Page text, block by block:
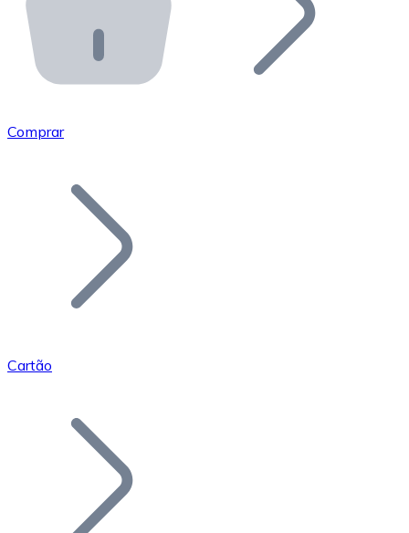
API Bitnovo
Integre nossa API no seu ecossistema.
Junte-se à nossa rede de revendedores e comercialize
Adicione o token do seu projeto ao nosso serviço de
Bitcoin
Comprar
Cartão